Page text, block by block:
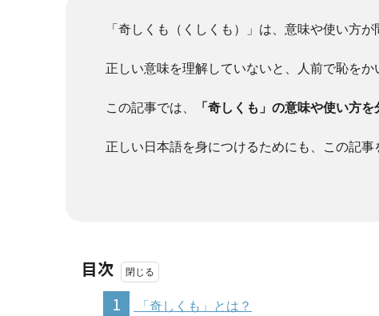
「奇しくも（くしくも）」は、意味や使い方が
正しい意味を理解していないと、人前で恥をか
この記事では、 「奇しくも」の意味や使い方
正しい日本語を身につけるためにも、この記事
目次
1
「奇しくも」とは？